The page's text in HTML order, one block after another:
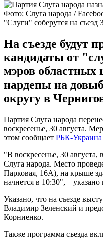
Фото: Слуга народа /
"Слуги" соберутся на съезд
На съезде будут
кандидаты от
мэров областных
нардепы на
округу в
Партия Слуга народа
воскресенье, 30 августа.
этом сообщает РБК-Украина
"В воскресенье, 30 августа,
Слуга народа. Место
Парковая, 16А), на крыше
начнется в 10:30", –
Указано, что на съезде
Владимир Зеленский и
Корниенко.
Также программа съезда